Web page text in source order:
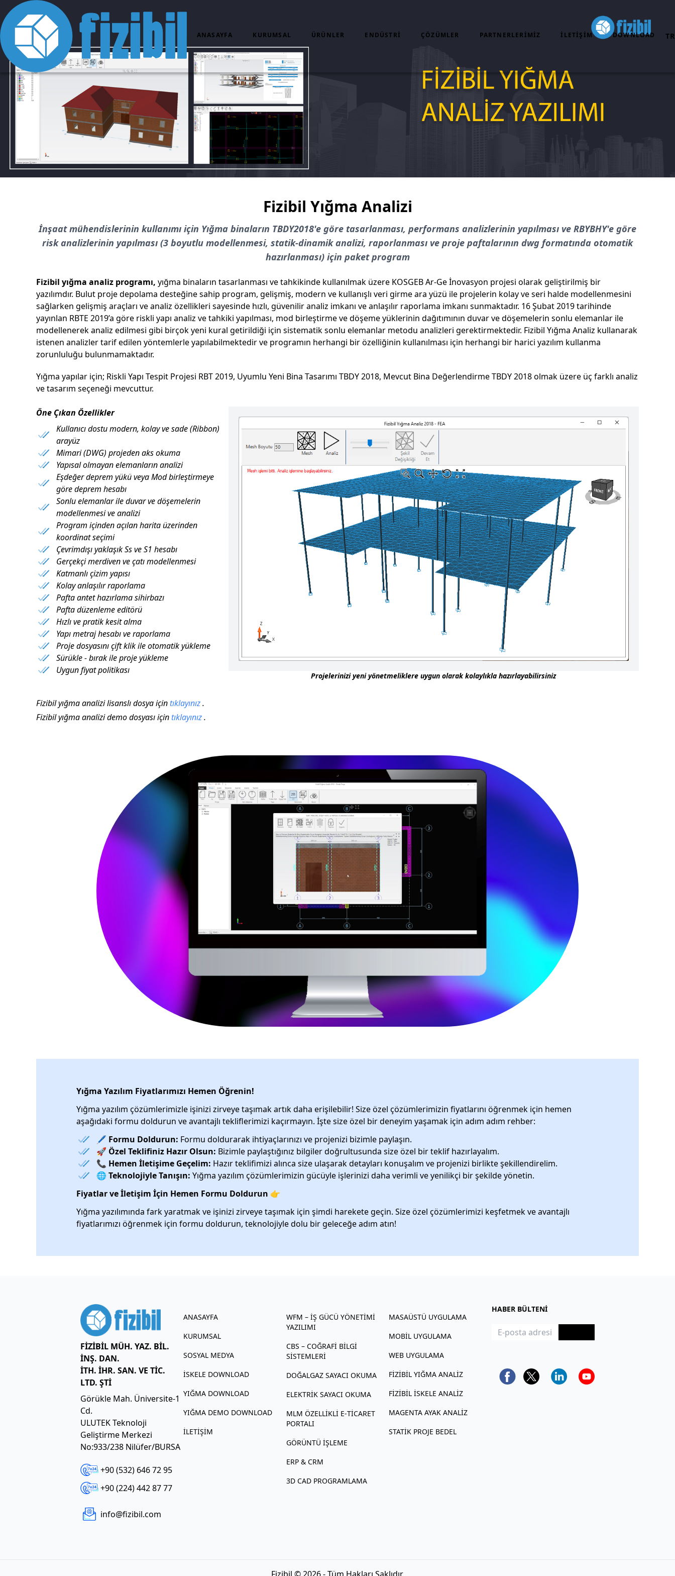
ANASAYFA KURUMSAL ÜRÜNLER ENDÜSTRI ÇÖZÜMLER PARTNERLERİMİZ İLETIŞIM DOWNLOAD TR
Fizibil Yığma Analizi
İnşaat mühendislerinin kullanımı için Yığma binaların TBDY2018'e göre tasarlanması, performans analizlerinin yapılması ve RBYBHY'e göre
risk analizlerinin yapılması (3 boyutlu modellenmesi, statik-dinamik analizi, raporlanması ve proje paftalarının dwg formatında otomatik
hazırlanması) için paket program
Fizibil yığma analiz programı, yığma binaların tasarlanması ve tahkikinde kullanılmak üzere KOSGEB Ar-Ge İnovasyon projesi olarak geliştirilmiş bir
yazılımdır. Bulut proje depolama desteğine sahip program, gelişmiş, modern ve kullanışlı veri girme ara yüzü ile projelerin kolay ve seri halde modellenmesini
sağlarken gelişmiş araçları ve analiz özellikleri sayesinde hızlı, güvenilir analiz imkanı ve anlaşılır raporlama imkanı sunmaktadır. 16 Şubat 2019 tarihinde
yayınlan RBTE 2019’a göre riskli yapı analiz ve tahkiki yapılması, mod birleştirme ve döşeme yüklerinin dağıtımının duvar ve döşemelerin sonlu elemanlar ile
modellenerek analiz edilmesi gibi birçok yeni kural getirildiği için sistematik sonlu elemanlar metodu analizleri gerektirmektedir. Fizibil Yığma Analiz kullanarak
istenen analizler tarif edilen yöntemlerle yapılabilmektedir ve programın herhangi bir özelliğinin kullanılması için herhangi bir harici yazılım kullanma
zorunluluğu bulunmamaktadır.
Yığma yapılar için; Riskli Yapı Tespit Projesi RBT 2019, Uyumlu Yeni Bina Tasarımı TBDY 2018, Mevcut Bina Değerlendirme TBDY 2018 olmak üzere üç farklı analiz
ve tasarım seçeneği mevcuttur.
Öne Çıkan Özellikler
Kullanıcı dostu modern, kolay ve sade (Ribbon)
arayüz
Mimari (DWG) projeden aks okuma
Yapısal olmayan elemanların analizi
Eşdeğer deprem yükü veya Mod birleştirmeye
göre deprem hesabı
Sonlu elemanlar ile duvar ve döşemelerin
modellenmesi ve analizi
Program içinden açılan harita üzerinden
koordinat seçimi
Çevrimdışı yaklaşık Ss ve S1 hesabı
Gerçekçi merdiven ve çatı modellenmesi
Katmanlı çizim yapısı
Kolay anlaşılır raporlama
Pafta antet hazırlama sihirbazı
Pafta düzenleme editörü
Hızlı ve pratik kesit alma
Yapı metraj hesabı ve raporlama
Proje dosyasını çift klik ile otomatik yükleme
Sürükle - bırak ile proje yükleme
Uygun fiyat politikası
Projelerinizi yeni yönetmeliklere uygun olarak kolaylıkla hazırlayabilirsiniz
Fizibil yığma analizi lisanslı dosya için tıklayınız.
Fizibil yığma analizi demo dosyası için tıklayınız.
Yığma Yazılım Fiyatlarımızı Hemen Öğrenin!
Yığma yazılım çözümlerimizle işinizi zirveye taşımak artık daha erişilebilir! Size özel çözümlerimizin fiyatlarını öğrenmek için hemen
aşağıdaki formu doldurun ve avantajlı tekliflerimizi kaçırmayın. İşte size özel bir deneyim yaşamak için adım adım rehber:
🖊️ Formu Doldurun: Formu doldurarak ihtiyaçlarınızı ve projenizi bizimle paylaşın.
🚀 Özel Teklifiniz Hazır Olsun: Bizimle paylaştığınız bilgiler doğrultusunda size özel bir teklif hazırlayalım.
📞 Hemen İletişime Geçelim: Hazır teklifimizi alınca size ulaşarak detayları konuşalım ve projenizi birlikte şekillendirelim.
🌐 Teknolojiyle Tanışın: Yığma yazılım çözümlerimizin gücüyle işlerinizi daha verimli ve yenilikçi bir şekilde yönetin.
Fiyatlar ve İletişim İçin Hemen Formu Doldurun 👉
Yığma yazılımında fark yaratmak ve işinizi zirveye taşımak için şimdi harekete geçin. Size özel çözümlerimizi keşfetmek ve avantajlı
fiyatlarımızı öğrenmek için formu doldurun, teknolojiyle dolu bir geleceğe adım atın!
FİZİBİL MÜH. YAZ. BİL.
İNŞ. DAN.
İTH. İHR. SAN. VE TİC.
LTD. ŞTİ
Görükle Mah. Üniversite-1
Cd.
ULUTEK Teknoloji
Geliştirme Merkezi
No:933/238 Nilüfer/BURSA
+90 (532) 646 72 95
+90 (224) 442 87 77
info@fizibil.com
ANASAYFA
KURUMSAL
SOSYAL MEDYA
İSKELE DOWNLOAD
YIĞMA DOWNLOAD
YIĞMA DEMO DOWNLOAD
İLETIŞIM
WFM – İŞ GÜCÜ YÖNETIMI
YAZILIMI
CBS – COĞRAFI BILGI
SISTEMLERI
DOĞALGAZ SAYACI OKUMA
ELEKTRIK SAYACI OKUMA
MLM ÖZELLIKLI E‑TICARET
PORTALI
GÖRÜNTÜ İŞLEME
ERP & CRM
3D CAD PROGRAMLAMA
MASAÜSTÜ UYGULAMA
MOBIL UYGULAMA
WEB UYGULAMA
FIZIBIL YIĞMA ANALIZ
FIZIBIL İSKELE ANALIZ
MAGENTA AYAK ANALIZ
STATIK PROJE BEDEL
HABER BÜLTENİ